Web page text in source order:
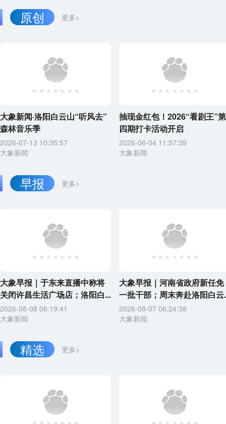
更多>
原创
大象新闻·洛阳白云山“听风去”
森林音乐季
2026-07-13 10:35:57
大象新闻
抽现金红包！2026“看剧王”第
四期打卡活动开启
2026-06-04 11:57:39
大象新闻
更多>
早报
大象早报｜于东来直播中称将
关闭许昌生活广场店；洛阳白...
2026-08-08 06:19:41
大象新闻
大象早报｜河南省政府新任免
一批干部；周末奔赴洛阳白云
2026-08-07 06:24:38
大象新闻
更多>
精选